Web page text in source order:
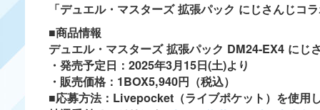
「デュエル・マスターズ 拡張パック にじさんじコ
■商品情報
デュエル・マスターズ 拡張パック DM24-EX4 にじ
・発売予定日：2025年3月15日(土)より
・販売価格：1BOX5,940円（税込）
■応募方法：Livepocket（ライブポケット）を使用